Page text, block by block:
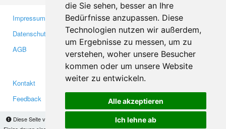
die Sie sehen, besser an Ihre
Bedürfnisse anzupassen. Diese
Technologien nutzen wir außerdem,
um Ergebnisse zu messen, um zu
verstehen, woher unsere Besucher
kommen oder um unsere Website
weiter zu entwickeln.
Alle akzeptieren
Ich lehne ab
Diese Seite verwendet Cookies, um Informationen auf Ihrem Computer zu speichern.
Impressum
Datenschutzerklärung
AGB
Gewerbetreibende
Investoren
Medien
Kontakt
Feedback
Facebook
Twitter
YouTube